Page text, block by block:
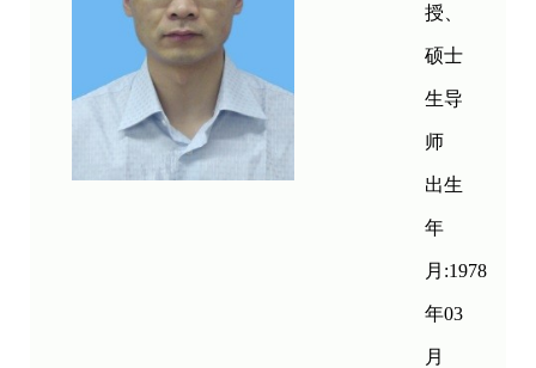
授、
硕士
生导
师
出生
年
月:1978
年03
月